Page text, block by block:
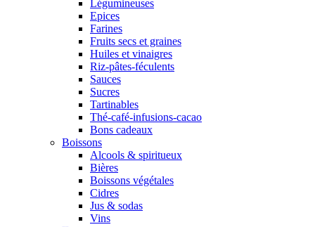
Légumineuses
Epices
Farines
Fruits secs et graines
Huiles et vinaigres
Riz-pâtes-féculents
Sauces
Sucres
Tartinables
Thé-café-infusions-cacao
Bons cadeaux
Boissons
Alcools & spiritueux
Bières
Boissons végétales
Cidres
Jus & sodas
Vins